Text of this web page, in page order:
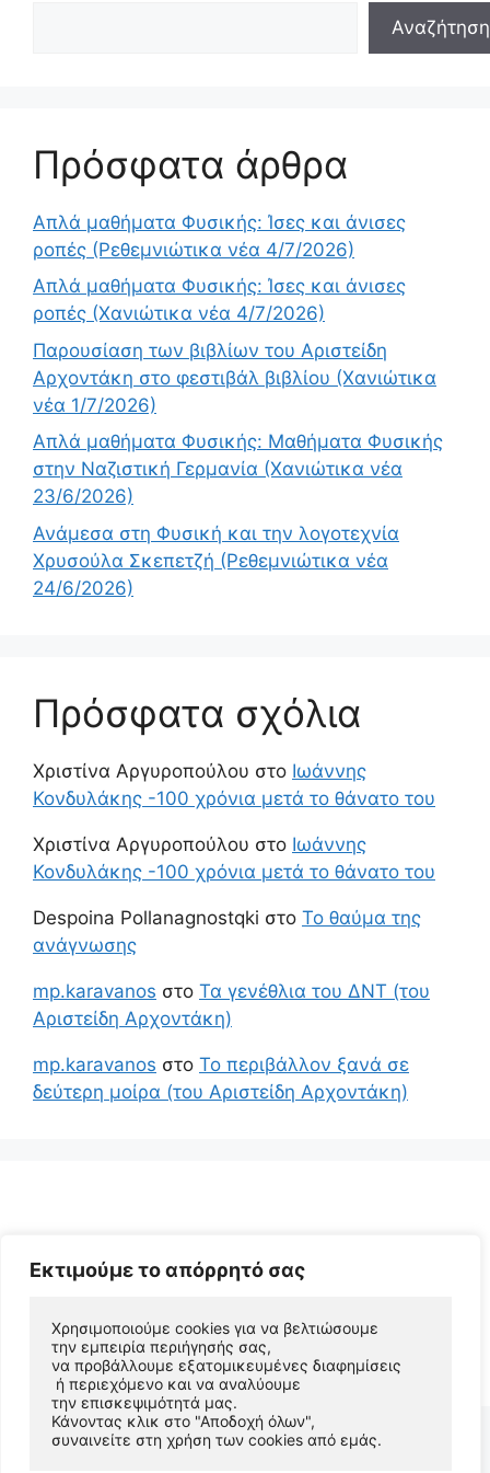
Εκτιμούμε το απόρρητό σας
Χρησιμοποιούμε cookies για να βελτιώσουμε
την εμπειρία περιήγησής σας,
να προβάλλουμε εξατομικευμένες διαφημίσεις
ή περιεχόμενο και να αναλύουμε
την επισκεψιμότητά μας.
Κάνοντας κλικ στο "Αποδοχή όλων",
συναινείτε στη χρήση των cookies από εμάς.
Αναζήτηση
Πρόσφατα άρθρα
Απλά μαθήματα Φυσικής: Ίσες και άνισες
ροπές (Ρεθεμνιώτικα νέα 4/7/2026)
Απλά μαθήματα Φυσικής: Ίσες και άνισες
ροπές (Χανιώτικα νέα 4/7/2026)
Παρουσίαση των βιβλίων του Αριστείδη
Αρχοντάκη στο φεστιβάλ βιβλίου (Χανιώτικα
νέα 1/7/2026)
Απλά μαθήματα Φυσικής: Μαθήματα Φυσικής
στην Ναζιστική Γερμανία (Χανιώτικα νέα
23/6/2026)
Ανάμεσα στη Φυσική και την λογοτεχνία
Χρυσούλα Σκεπετζή (Ρεθεμνιώτικα νέα
24/6/2026)
Πρόσφατα σχόλια
Χριστίνα Αργυροπούλου στο Ιωάννης
Κονδυλάκης -100 χρόνια μετά το θάνατο του
Χριστίνα Αργυροπούλου στο Ιωάννης
Κονδυλάκης -100 χρόνια μετά το θάνατο του
Despoina Pollanagnostqki στο Το θαύμα της
ανάγνωσης
mp.karavanos στο Τα γενέθλια του ΔΝΤ (του
Αριστείδη Αρχοντάκη)
mp.karavanos στο Το περιβάλλον ξανά σε
δεύτερη μοίρα (του Αριστείδη Αρχοντάκη)
© 2026 Αριστείδης Αρχοντάκης Φυσικός Συγγραφέας
• Φτιαγμένο μεGeneratePress